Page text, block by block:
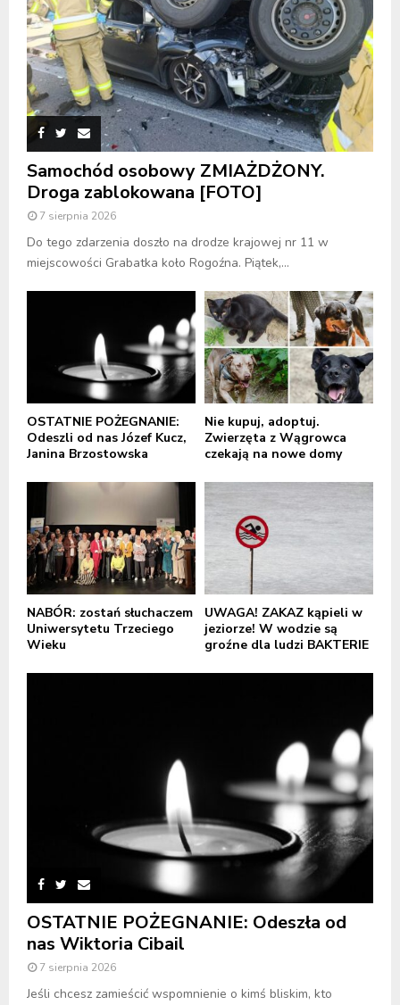
Samochód osobowy ZMIAŻDŻONY.
Droga zablokowana [FOTO]
7 sierpnia 2026
Do tego zdarzenia doszło na drodze krajowej nr 11 w
miejscowości Grabatka koło Rogoźna. Piątek,...
OSTATNIE POŻEGNANIE:
Odeszli od nas Józef Kucz,
Janina Brzostowska
Nie kupuj, adoptuj.
Zwierzęta z Wągrowca
czekają na nowe domy
NABÓR: zostań słuchaczem
Uniwersytetu Trzeciego
Wieku
UWAGA! ZAKAZ kąpieli w
jeziorze! W wodzie są
groźne dla ludzi BAKTERIE
OSTATNIE POŻEGNANIE: Odeszła od
nas Wiktoria Cibail
7 sierpnia 2026
Jeśli chcesz zamieścić wspomnienie o kimś bliskim, kto